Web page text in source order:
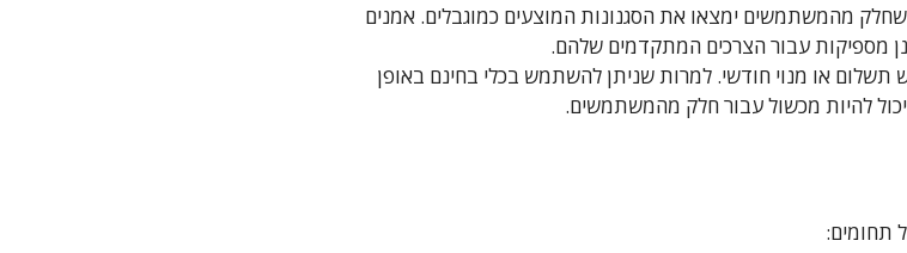
שחלק מהמשתמשים ימצאו את הסגנונות המוצעים כמוגבלים. אמנים
מספיקות עבור הצרכים המתקדמים שלהם.
תשלום או מנוי חודשי. למרות שניתן להשתמש בכלי בחינם באופן
להיות מכשול עבור חלק מהמשתמשים.